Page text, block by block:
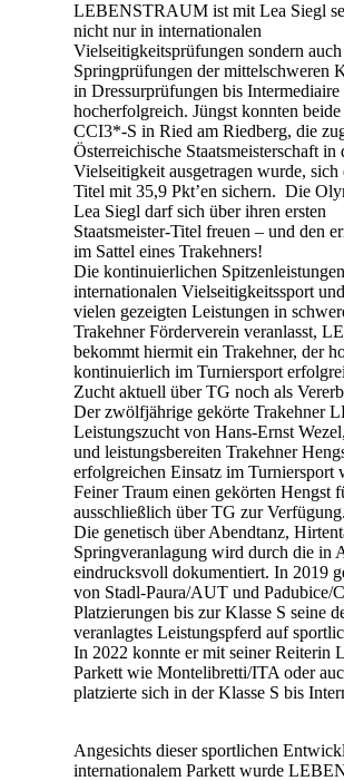
LEBENSTRAUM ist mit Lea Siegl
nicht nur in internationalen
Vielseitigkeitsprüfungen sondern
Springprüfungen der mittelschweren
in Dressurprüfungen bis Intermediaire
hocherfolgreich. Jüngst konnten
CCI3*-S in Ried am Riedberg, die
Österreichische Staatsmeisterschaft in
Vielseitigkeit ausgetragen wurde, sich
Titel mit 35,9 Pkt’en sichern. Die
Lea Siegl darf sich über ihren ersten
Staatsmeister-Titel freuen – und den
im Sattel eines Trakehners!
Die kontinuierlichen
internationalen Vielseitigkeitssport
vielen gezeigten Leistungen in
Trakehner Förderverein veranlasst,
bekommt hiermit ein Trakehner, der
kontinuierlich im Turniersport
Zucht aktuell über TG noch als
Der zwölfjährige gekörte Trakehner
Leistungszucht von Hans-Ernst
und leistungsbereiten Trakehner
erfolgreichen Einsatz im
Feiner Traum einen gekörten Hengst
ausschließlich über TG zur Verfügung.
Die genetisch über Abendtanz,
Springveranlagung wird durch die in
eindrucksvoll dokumentiert. In 2019
von Stadl-Paura/AUT und
Platzierungen bis zur Klasse S
veranlagtes Leistungspferd auf
In 2022 konnte er mit seiner Reiterin
Parkett wie Montelibretti/ITA oder
platzierte sich in der Klasse S bis
Angesichts dieser sportlichen
internationalem Parkett wurde